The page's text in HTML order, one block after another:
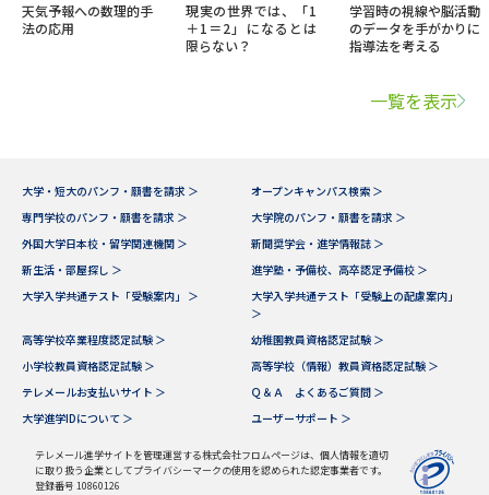
天気予報への数理的手
法の応用
現実の世界では、「1
＋1＝2」になるとは
限らない？
学習時の視線や脳活動
のデータを手がかりに
指導法を考える
一覧を表示
大学・短大のパンフ・願書を請求 ＞
オープンキャンパス検索 ＞
専門学校のパンフ・願書を請求 ＞
大学院のパンフ・願書を請求 ＞
外国大学日本校・留学関連機関 ＞
新聞奨学会・進学情報誌 ＞
新生活・部屋探し ＞
進学塾・予備校、高卒認定予備校 ＞
大学入学共通テスト「受験案内」 ＞
大学入学共通テスト「受験上の配慮案内」
＞
高等学校卒業程度認定試験 ＞
幼稚園教員資格認定試験 ＞
小学校教員資格認定試験 ＞
高等学校（情報）教員資格認定試験 ＞
テレメールお支払いサイト ＞
Ｑ＆Ａ よくあるご質問 ＞
大学進学IDについて ＞
ユーザーサポート ＞
テレメール進学サイトを管理運営する株式会社フロムページは、個人情報を適切
に取り扱う企業としてプライバシーマークの使用を認められた認定事業者です。
登録番号 10860126